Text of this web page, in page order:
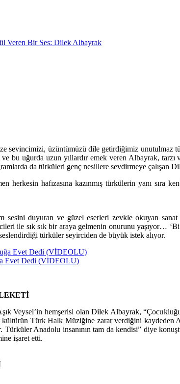
sevincimizi, üzüntümüzü dile getirdiğimiz
bu uğurda uzun yıllardır emek veren Albayrak, tarzı
da türküleri genç nesillere sevdirmeye
herkesin hafızasına kazınmış türkülerin yanı sıra
sesini duyuran ve güzel eserleri zevkle okuyan
ile sık sık bir araya gelmenin onurunu yaşıyor…
türküler seyirciden de büyük istek alıyor.
Evet Dedi (VİDEOLU)
Veysel’in hemşerisi olan Dilek Albayrak,
kültürün Türk Halk Müziğine zarar verdiğini kaydeden
Türküler Anadolu insanının tam da kendisi” diye
işaret etti.